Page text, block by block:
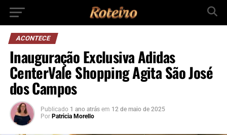
ACONTECE
Inauguração Exclusiva Adidas
CenterVale Shopping Agita São José
dos Campos
Publicado 1 ano atrás em 12 de maio de 2025
Por Patricia Morello